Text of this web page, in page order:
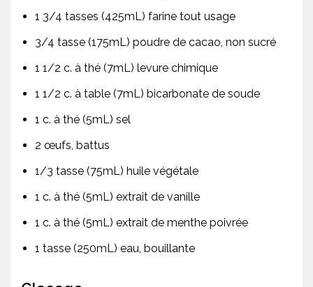
1 3/4 tasses (425mL) farine tout usage
3/4 tasse (175mL) poudre de cacao, non sucré
1 1/2 c. à thé (7mL) levure chimique
1 1/2 c. à table (7mL) bicarbonate de soude
1 c. à thé (5mL) sel
2 œufs, battus
1/3 tasse (75mL) huile végétale
1 c. à thé (5mL) extrait de vanille
1 c. à thé (5mL) extrait de menthe poivrée
1 tasse (250mL) eau, bouillante